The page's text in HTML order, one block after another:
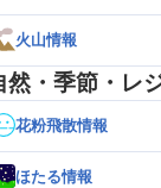
火山情報
然・季節・レ
花粉飛散情報
ほたる情報